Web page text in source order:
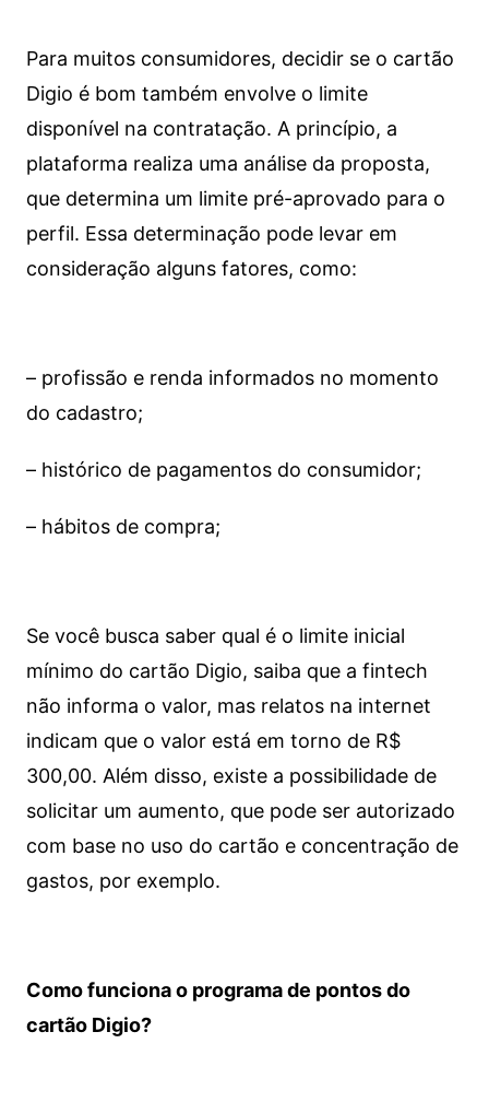
Para muitos consumidores, decidir se o cartão
Digio é bom também envolve o limite
disponível na contratação. A princípio, a
plataforma realiza uma análise da proposta,
que determina um limite pré-aprovado para o
perfil. Essa determinação pode levar em
consideração alguns fatores, como:
– profissão e renda informados no momento
do cadastro;
– histórico de pagamentos do consumidor;
– hábitos de compra;
Se você busca saber qual é o limite inicial
mínimo do cartão Digio, saiba que a fintech
não informa o valor, mas relatos na internet
indicam que o valor está em torno de R$
300,00. Além disso, existe a possibilidade de
solicitar um aumento, que pode ser autorizado
com base no uso do cartão e concentração de
gastos, por exemplo.
Como funciona o programa de pontos do
cartão Digio?